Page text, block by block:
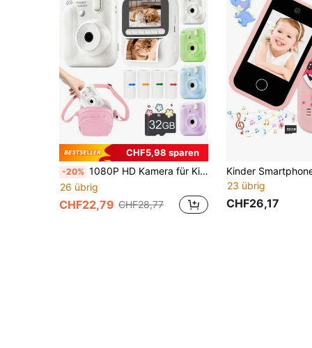
CHF5,98 sparen
-20% 1080P HD Kamera für Kinder, 48MP Ultra-Klare Fotos, Leicht & Tragbar, 1080P HD Videoaufnahme, 8X Optischer Zoom Anti-Verwackeln, Timer Fotografie, Weihnachts-/Geburtstagsgeschenk, inklusive 4 Rollen Druckpapier, geeignet für Familie/Freunde/Partner/Jugendliche, Reisen und Outdoor-Abenteuer (Blau) (1300mAh wiederaufladbarer Akku)
26 übrig
CHF22,79 CHF28,77
23 übrig
CHF26,17